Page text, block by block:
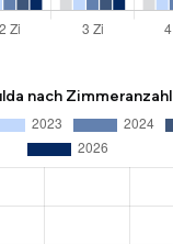
nach Zimmeranzahl